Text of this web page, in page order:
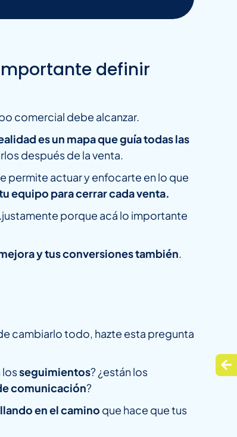
definir
comercial debe alcanzar.
es un mapa que guía todas las
después de la venta.
permite actuar y enfocarte en lo que
equipo para cerrar cada venta.
porque acá lo importante
y tus conversiones también.
cambiarlo todo, hazte esta pregunta
losseguimientos? ¿están los
comunicación?
en el camino que hace que tus